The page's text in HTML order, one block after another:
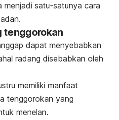
menjadi satu-satunya cara
tenggorokan
dapat menyebabkan
radang disebabkan oleh
memiliki manfaat
tenggorokan yang
menelan.